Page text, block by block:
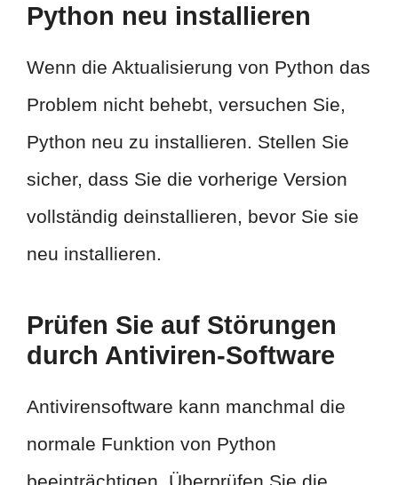
Python neu installieren
Wenn die Aktualisierung von Python das
Problem nicht behebt, versuchen Sie,
Python neu zu installieren. Stellen Sie
sicher, dass Sie die vorherige Version
vollständig deinstallieren, bevor Sie sie
neu installieren.
Prüfen Sie auf Störungen
durch Antiviren-Software
Antivirensoftware kann manchmal die
normale Funktion von Python
beeinträchtigen. Überprüfen Sie die